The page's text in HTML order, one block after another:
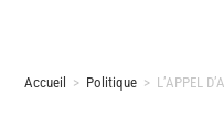
Accueil > Politique > L’APPEL